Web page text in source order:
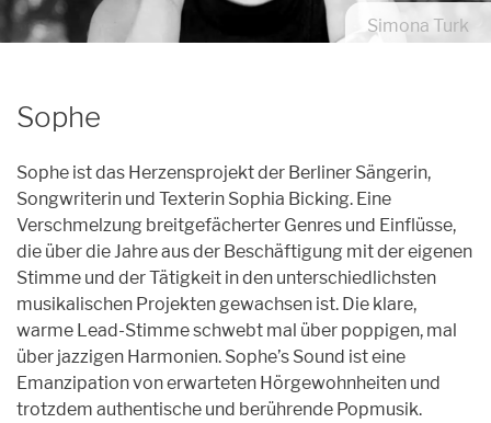
Archiv
Unpluggedival Fête 2026
Übersicht
Caroussel
Archiv
Kontakt
Förderung
Orte
Künstler*innen
Anmeldungen
Simona Turk
Sophe
Sophe ist das Herzensprojekt der Berliner Sängerin,
Songwriterin und Texterin Sophia Bicking. Eine
Verschmelzung breitgefächerter Genres und Einflüsse,
die über die Jahre aus der Beschäftigung mit der eigenen
Stimme und der Tätigkeit in den unterschiedlichsten
musikalischen Projekten gewachsen ist. Die klare,
warme Lead-Stimme schwebt mal über poppigen, mal
über jazzigen Harmonien. Sophe’s Sound ist eine
Emanzipation von erwarteten Hörgewohnheiten und
trotzdem authentische und berührende Popmusik.